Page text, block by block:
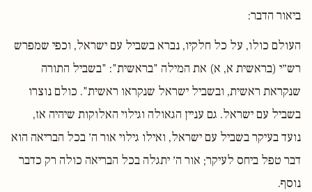
ביאור הדבר:
העולם כולו, על כל חלקיו, נברא בשביל עם ישראל, וכפי שמפרש
רש״י (בראשית א, א) את המילה "בראשית": "בשביל התורה
שנקראת ראשית, ובשביל ישראל שנקראו ראשית". כולם נוצרו
בשביל עם ישראל. גם עניין הגאולה וגילוי האלוקות שיהיה אז,
נועד בעיקר בשביל עם ישראל, ואילו גילוי אור ה׳ בכל הבריאה הוא
דבר טפל ביחס לעיקר; אור ה׳ יתגלה בכל הבריאה כולה רק כדבר
נוסף.